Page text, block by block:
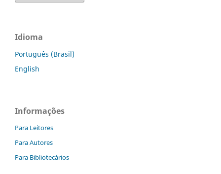
Idioma
Português (Brasil)
English
Informações
Para Leitores
Para Autores
Para Bibliotecários